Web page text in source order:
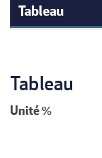
Tableau
Tableau
Unité%